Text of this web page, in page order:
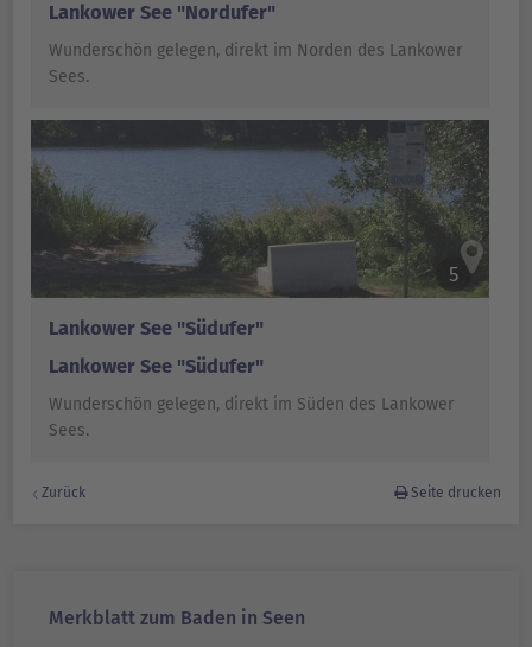
Lankower See "Nordufer"
Wunderschön gelegen, direkt im Norden des Lankower
Sees.
5
Lankower See "Südufer"
Lankower See "Südufer"
Wunderschön gelegen, direkt im Süden des Lankower
Sees.
Zurück Seite drucken
Merkblatt zum Baden in Seen